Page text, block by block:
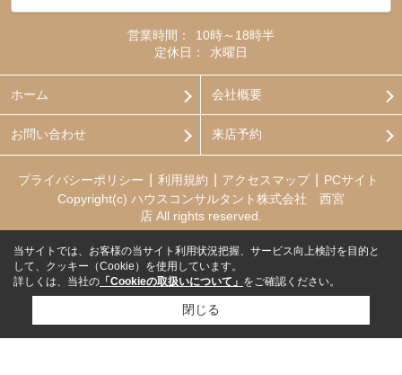
営業時間：
10時～18時半
定休日：
水曜日
ホーム 会社概要
お問い合わせ 来店予約
プライバシーポリシー 利用規約 アクセスマップ
PCサイト
Copyright(c) ハウスコンサルタント株式会社 西宮
店 All rights reserved.
当サイトでは、お客様の当サイト利用状況把握、サービス向上検討を目的と
して、クッキー（Cookie）を使用しています。
詳しくは、当社の 「Cookieの取扱いについて」 をご確認ください。
閉じる